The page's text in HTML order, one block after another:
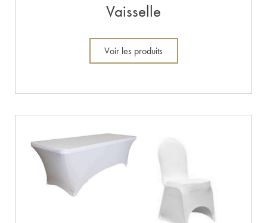
Vaisselle
Voir les produits